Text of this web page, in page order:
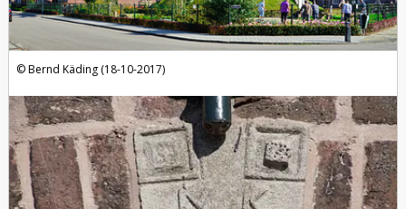
Bernd Käding (18-10-2017)